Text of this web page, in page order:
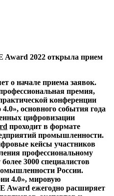
2022 открыла прием
о начале приема заявок.
премия,
конференции
основного события года
цифровизации
проходит в формате
промышленности.
кейсы участников
профессиональному
3000 специалистов
России.
4.0», мировую
Award ежегодно расширяет